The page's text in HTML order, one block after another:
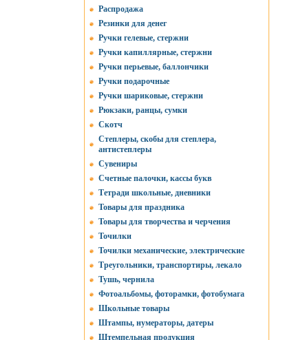
Распродажа
Резинки для денег
Ручки гелевые, стержни
Ручки капиллярные, стержни
Ручки перьевые, баллончики
Ручки подарочные
Ручки шариковые, стержни
Рюкзаки, ранцы, сумки
Скотч
Степлеры, скобы для степлера,
антистеплеры
Сувениры
Счетные палочки, кассы букв
Тетради школьные, дневники
Товары для праздника
Товары для творчества и черчения
Точилки
Точилки механические, электрические
Треугольники, транспортиры, лекало
Тушь, чернила
Фотоальбомы, фоторамки, фотобумага
Школьные товары
Штампы, нумераторы, датеры
Штемпельная продукция